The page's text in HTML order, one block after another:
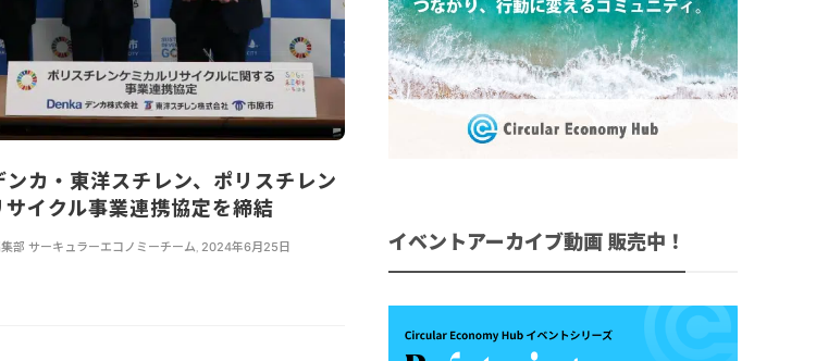
ンカ・東洋スチレン、ポリスチレン
サイクル事業連携協定を締結
部 サーキュラーエコノミーチーム 2024年6月25日 イベントアーカイブ動画 販売中！